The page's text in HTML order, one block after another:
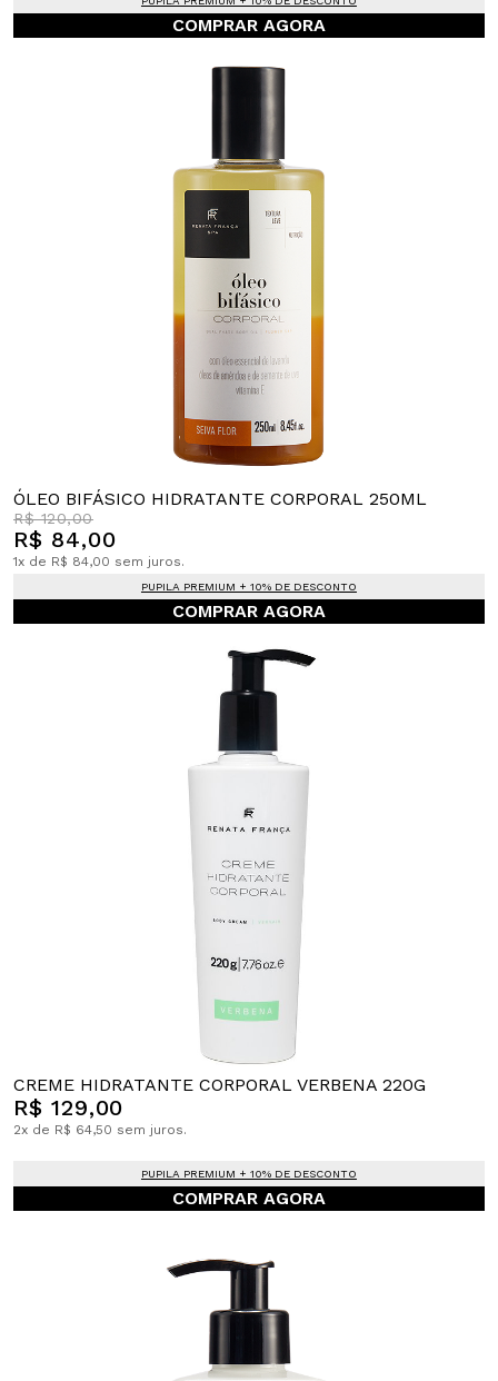
COMPRAR AGORA
ÓLEO BIFÁSICO HIDRATANTE CORPORAL 250ML
R$ 120,00
R$ 84,00
1x de R$ 84,00 sem juros.
PUPILA PREMIUM + 10% DE DESCONTO
COMPRAR AGORA
CREME HIDRATANTE CORPORAL VERBENA 220G
R$ 129,00
2x de R$ 64,50 sem juros.
PUPILA PREMIUM + 10% DE DESCONTO
COMPRAR AGORA